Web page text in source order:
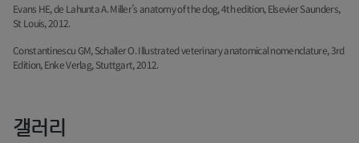
Evans HE, de Lahunta A. Miller’s anatomy of the dog, 4th edition, Elsevier Saunders,
St Louis, 2012.
Constantinescu GM, Schaller O. Illustrated veterinary anatomical nomenclature, 3rd
Edition, Enke Verlag, Stuttgart, 2012.
갤러리